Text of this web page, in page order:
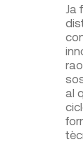
Ja
al